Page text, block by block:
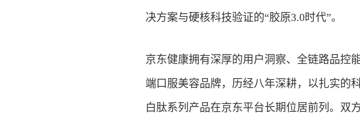
决方案与硬核科技验证的“胶原3.0时代”。
京东健康拥有深厚的用户洞察、全链路品控
端口服美容品牌，历经八年深耕，以扎实的
白肽系列产品在京东平台长期位居前列。双